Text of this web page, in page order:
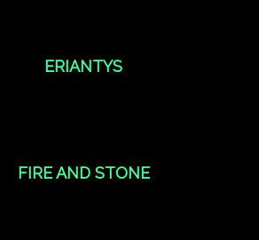
ERIANTYS
FIRE AND STONE